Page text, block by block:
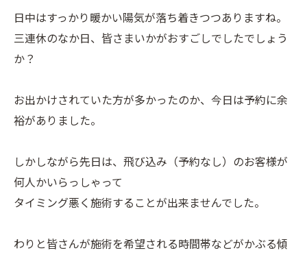
日中はすっかり暖かい陽気が落ち着きつつありますね。
三連休のなか日、皆さまいかがおすごしでしたでしょう
か？
お出かけされていた方が多かったのか、今日は予約に余
裕がありました。
しかしながら先日は、飛び込み（予約なし）のお客様が
何人かいらっしゃって
タイミング悪く施術することが出来ませんでした。
わりと皆さんが施術を希望される時間帯などがかぶる傾